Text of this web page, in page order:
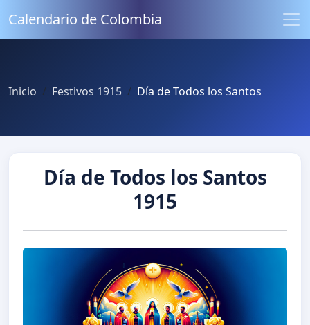
Calendario de Colombia
Inicio Festivos 1915 Día de Todos los Santos
Día de Todos los Santos
1915